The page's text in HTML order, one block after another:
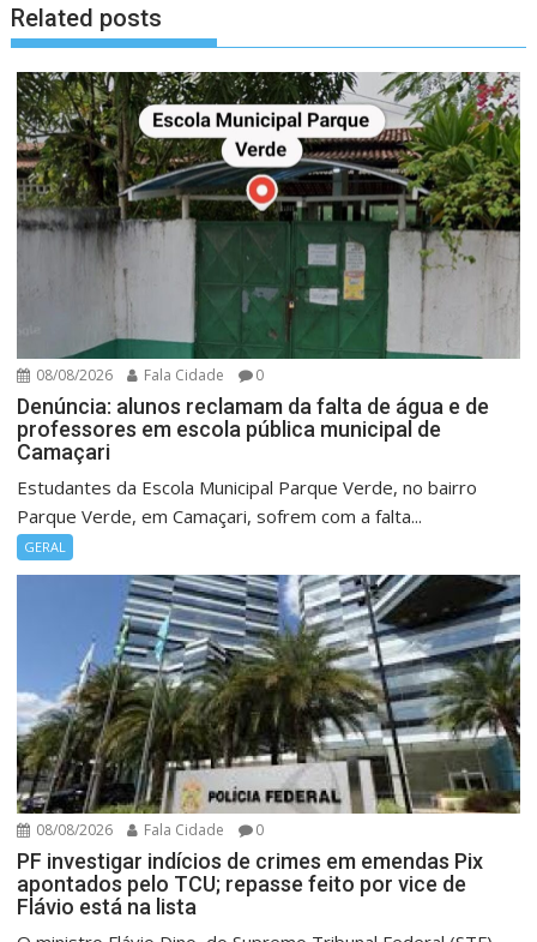
Related posts
08/08/2026 Fala Cidade 0
Denúncia: alunos reclamam da falta de água e de
professores em escola pública municipal de
Camaçari
Estudantes da Escola Municipal Parque Verde, no bairro
Parque Verde, em Camaçari, sofrem com a falta...
GERAL
08/08/2026 Fala Cidade 0
PF investigar indícios de crimes em emendas Pix
apontados pelo TCU; repasse feito por vice de
Flávio está na lista